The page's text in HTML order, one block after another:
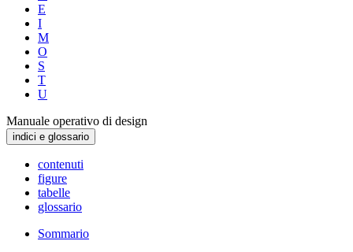
E
I
M
O
S
T
U
Manuale operativo di design
indici e glossario
contenuti
figure
tabelle
glossario
Sommario